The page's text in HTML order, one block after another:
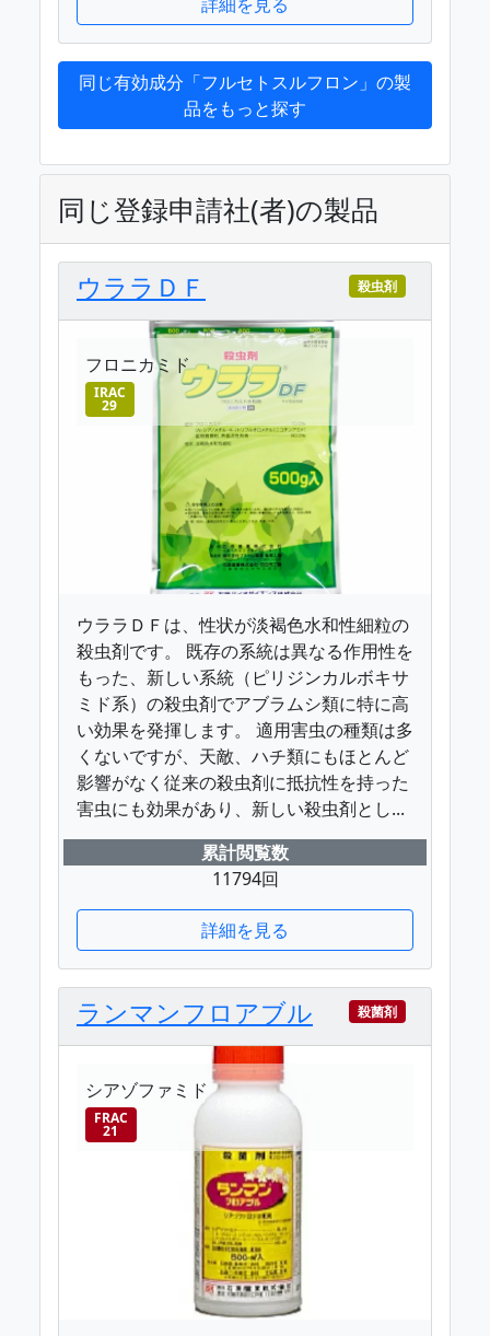
同じ有効成分「フルセトスルフロン」の製
品をもっと探す
同じ登録申請社(者)の製品
ウララＤＦ 殺虫剤
フロニカミド
IRAC
29
ウララＤＦは、性状が淡褐色水和性細粒の
殺虫剤です。 既存の系統は異なる作用性を
もった、新しい系統（ピリジンカルボキサ
ミド系）の殺虫剤でアブラムシ類に特に高
い効果を発揮します。 適用害虫の種類は多
くないですが、天敵、ハチ類にもほとんど
影響がなく従来の殺虫剤に抵抗性を持った
害虫にも効果があり、新しい殺虫剤とし...
累計閲覧数
11794回
詳細を見る
ランマンフロアブル 殺菌剤
シアゾファミド
FRAC
21